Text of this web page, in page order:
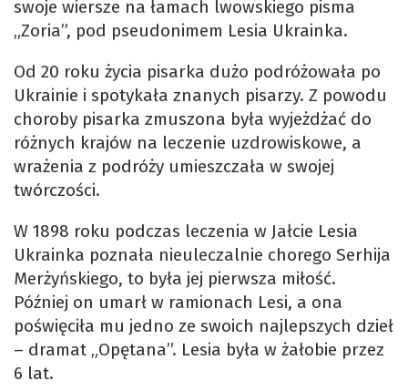
swoje wiersze na łamach lwowskiego pisma
„Zoria”, pod pseudonimem Lesia Ukrainka.
Od 20 roku życia pisarka dużo podróżowała po
Ukrainie i spotykała znanych pisarzy. Z powodu
choroby pisarka zmuszona była wyjeżdżać do
różnych krajów na leczenie uzdrowiskowe, a
wrażenia z podróży umieszczała w swojej
twórczości.
W 1898 roku podczas leczenia w Jałcie Lesia
Ukrainka poznała nieuleczalnie chorego Serhija
Merżyńskiego, to była jej pierwsza miłość.
Później on umarł w ramionach Lesi, a ona
poświęciła mu jedno ze swoich najlepszych dzieł
– dramat „Opętana”. Lesia była w żałobie przez
6 lat.